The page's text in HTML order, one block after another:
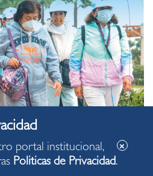
portal institucional,
Politicas de Privacidad.